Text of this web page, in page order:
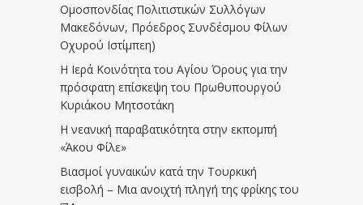
Ομοσπονδίας Πολιτιστικών Συλλόγων
Μακεδόνων, Πρόεδρος Συνδέσμου Φίλων
Οχυρού Ιστίμπεη)
Η Ιερά Κοινότητα του Αγίου Όρους για την
πρόσφατη επίσκεψη του Πρωθυπουργού
Κυριάκου Μητσοτάκη
Η νεανική παραβατικότητα στην εκπομπή
«Άκου Φίλε»
Βιασμοί γυναικών κατά την Τουρκική
εισβολή – Μια ανοιχτή πληγή της φρίκης του